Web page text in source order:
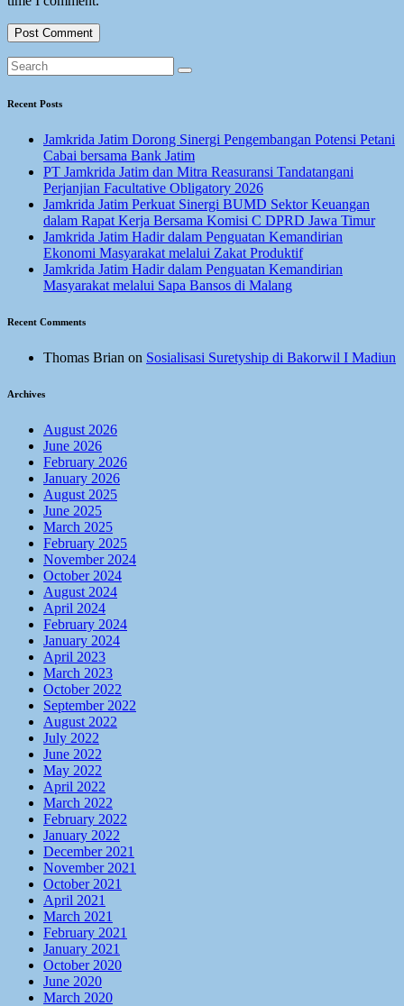
Recent Posts
Jamkrida Jatim Dorong Sinergi Pengembangan Potensi Petani
Cabai bersama Bank Jatim
PT Jamkrida Jatim dan Mitra Reasuransi Tandatangani
Perjanjian Facultative Obligatory 2026
Jamkrida Jatim Perkuat Sinergi BUMD Sektor Keuangan
dalam Rapat Kerja Bersama Komisi C DPRD Jawa Timur
Jamkrida Jatim Hadir dalam Penguatan Kemandirian
Ekonomi Masyarakat melalui Zakat Produktif
Jamkrida Jatim Hadir dalam Penguatan Kemandirian
Masyarakat melalui Sapa Bansos di Malang
Recent Comments
Thomas Brian on Sosialisasi Suretyship di Bakorwil I Madiun
Archives
August 2026
June 2026
February 2026
January 2026
August 2025
June 2025
March 2025
February 2025
November 2024
October 2024
August 2024
April 2024
February 2024
January 2024
April 2023
March 2023
October 2022
September 2022
August 2022
July 2022
June 2022
May 2022
April 2022
March 2022
February 2022
January 2022
December 2021
November 2021
October 2021
April 2021
March 2021
February 2021
January 2021
October 2020
June 2020
March 2020